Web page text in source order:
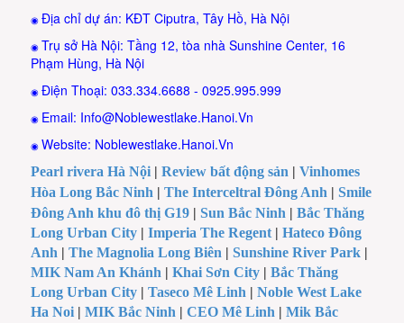
◉Địa chỉ dự án: KĐT Ciputra, Tây Hồ, Hà Nội
◉ Trụ sở Hà Nội: Tầng 12, tòa nhà Sunshine Center, 16
Phạm Hùng, Hà Nội
◉Điện Thoại: 033.334.6688 - 0925.995.999
◉ Email: Info@Noblewestlake.Hanoi.Vn
◉Website: Noblewestlake.Hanoi.Vn
Pearl rivera Hà Nội |Review bất động sản |Vinhomes
Hòa Long Bắc Ninh |The Interceltral Đông Anh |Smile
Đông Anh khu đô thị G19 |Sun Bắc Ninh |Bắc Thăng
Long Urban City |Imperia The Regent |Hateco Đông
Anh |The Magnolia Long Biên |Sunshine River Park |
MIK Nam An Khánh |Khai Sơn City |Bắc Thăng
Long Urban City |Taseco Mê Linh |Noble West Lake
Ha Noi | MIK Bắc Ninh |CEO Mê Linh |Mik Bắc